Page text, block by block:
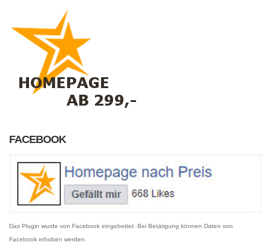
FACEBOOK
Das Plugin wurde von Facebook eingebettet. Bei Betätigung können Daten von
Facebook erhoben werden.